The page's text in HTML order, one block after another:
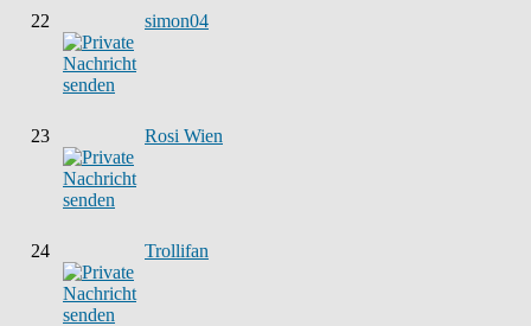
22 simon04
23 Rosi Wien
24 Trollifan